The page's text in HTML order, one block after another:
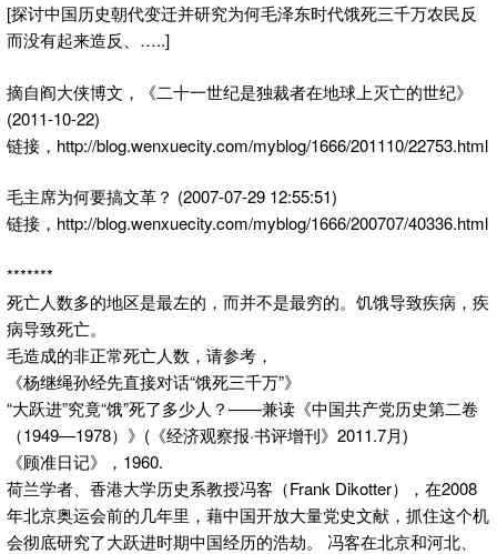
[探讨中国历史朝代变迁并研究为何毛泽东时代饿死三千万农民反
而没有起来造反、…..]
摘自阎大侠博文，《二十一世纪是独裁者在地球上灭亡的世纪》
(2011-10-22)
链接，http://blog.wenxuecity.com/myblog/1666/201110/22753.html
毛主席为何要搞文革？ (2007-07-29 12:55:51)
链接，http://blog.wenxuecity.com/myblog/1666/200707/40336.html
*******
死亡人数多的地区是最左的，而并不是最穷的。饥饿导致疾病，疾
病导致死亡。
毛造成的非正常死亡人数，请参考，
《杨继绳孙经先直接对话“饿死三千万”》
“大跃进”究竟“饿”死了多少人？——兼读《中国共产党历史第二卷
（1949—1978）》(《经济观察报·书评增刊》2011.7月)
《顾准日记》，1960.
荷兰学者、香港大学历史系教授冯客（Frank Dikotter），在2008
年北京奥运会前的几年里，藉中国开放大量党史文献，抓住这个机
会彻底研究了大跃进时期中国经历的浩劫。 冯客在北京和河北、